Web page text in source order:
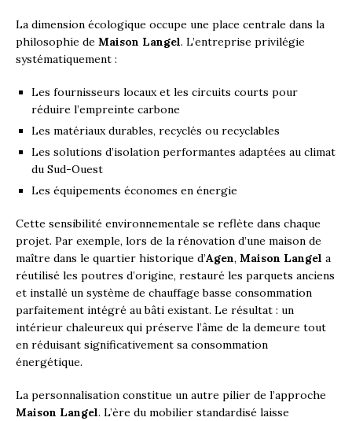
La dimension écologique occupe une place centrale dans la
philosophie de Maison Langel. L’entreprise privilégie
systématiquement :
Les fournisseurs locaux et les circuits courts pour
réduire l’empreinte carbone
Les matériaux durables, recyclés ou recyclables
Les solutions d’isolation performantes adaptées au climat
du Sud-Ouest
Les équipements économes en énergie
Cette sensibilité environnementale se reflète dans chaque
projet. Par exemple, lors de la rénovation d’une maison de
maître dans le quartier historique d’Agen, Maison Langel a
réutilisé les poutres d’origine, restauré les parquets anciens
et installé un système de chauffage basse consommation
parfaitement intégré au bâti existant. Le résultat : un
intérieur chaleureux qui préserve l’âme de la demeure tout
en réduisant significativement sa consommation
énergétique.
La personnalisation constitue un autre pilier de l’approche
Maison Langel. L’ère du mobilier standardisé laisse